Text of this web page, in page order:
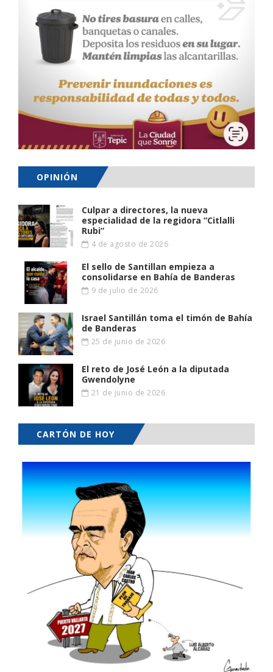
OPINIÓN
Culpar a directores, la nueva
especialidad de la regidora “Citlalli
Rubi”
4 de agosto de 2026
El sello de Santillan empieza a
consolidarse en Bahía de Banderas
9 de julio de 2026
Israel Santillán toma el timón de Bahía
de Banderas
25 de junio de 2026
El reto de José León a la diputada
Gwendolyne
21 de junio de 2026
CARTÓN DE HOY